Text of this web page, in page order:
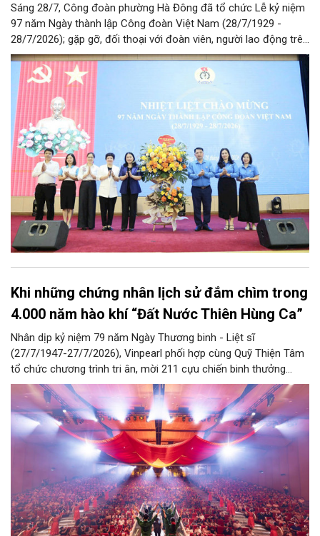
Sáng 28/7, Công đoàn phường Hà Đông đã tổ chức Lễ kỷ niệm
97 năm Ngày thành lập Công đoàn Việt Nam (28/7/1929 -
28/7/2026); gặp gỡ, đối thoại với đoàn viên, người lao động trên
địa bàn và Công bố Quyết định thành lập Công đoàn cơ sở trên
địa bàn.
Khi những chứng nhân lịch sử đắm chìm trong
4.000 năm hào khí “Đất Nước Thiên Hùng Ca”
Nhân dịp kỷ niệm 79 năm Ngày Thương binh - Liệt sĩ
(27/7/1947-27/7/2026), Vinpearl phối hợp cùng Quỹ Thiện Tâm
tổ chức chương trình tri ân, mời 211 cựu chiến binh thưởng
thức show diễn “Đất Nước Thiên Hùng Ca” tại Vinpearl Theatre
Ocean City. Phản hồi xúc động của chính những người từng đi
qua chiến tranh đã góp phần khẳng định ý nghĩa nhân văn và
giá trị lan tỏa của tác phẩm nghệ thuật lấy cảm hứng từ hơn
4.000 năm lịch sử, văn hóa và bản sắc Việt Nam.